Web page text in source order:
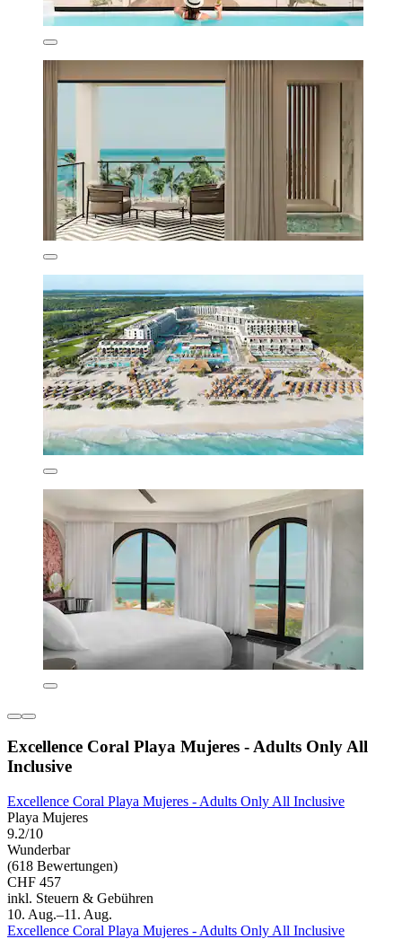
Excellence Coral Playa Mujeres - Adults Only All
Inclusive
Excellence Coral Playa Mujeres - Adults Only All Inclusive
Playa Mujeres
9.2/10
Wunderbar
(618 Bewertungen)
CHF 457
inkl. Steuern & Gebühren
10. Aug.–11. Aug.
Excellence Coral Playa Mujeres - Adults Only All Inclusive